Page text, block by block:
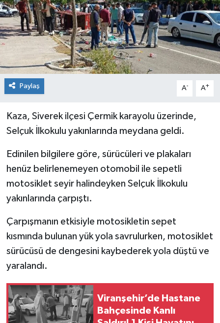
Paylaş A- A+
Kaza, Siverek ilçesi Çermik karayolu üzerinde,
Selçuk İlkokulu yakınlarında meydana geldi.
Edinilen bilgilere göre, sürücüleri ve plakaları
henüz belirlenemeyen otomobil ile sepetli
motosiklet seyir halindeyken Selçuk İlkokulu
yakınlarında çarpıştı.
Çarpışmanın etkisiyle motosikletin sepet
kısmında bulunan yük yola savrulurken, motosiklet
sürücüsü de dengesini kaybederek yola düştü ve
yaralandı.
Viranşehir’de Hastane
Bahçesinde Kanlı